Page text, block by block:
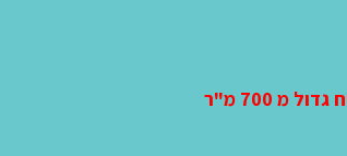
מ 700 מ"ר